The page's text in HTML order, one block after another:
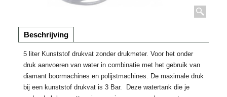
Beschrijving
5 liter Kunststof drukvat zonder drukmeter. Voor het onder
druk aanvoeren van water in combinatie met het gebruik van
diamant boormachines en polijstmachines. De maximale druk
bij een kunststof drukvat is 3 Bar. Deze watertank die je